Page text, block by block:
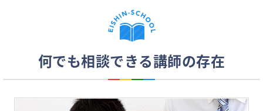
何でも相談できる講師の存在